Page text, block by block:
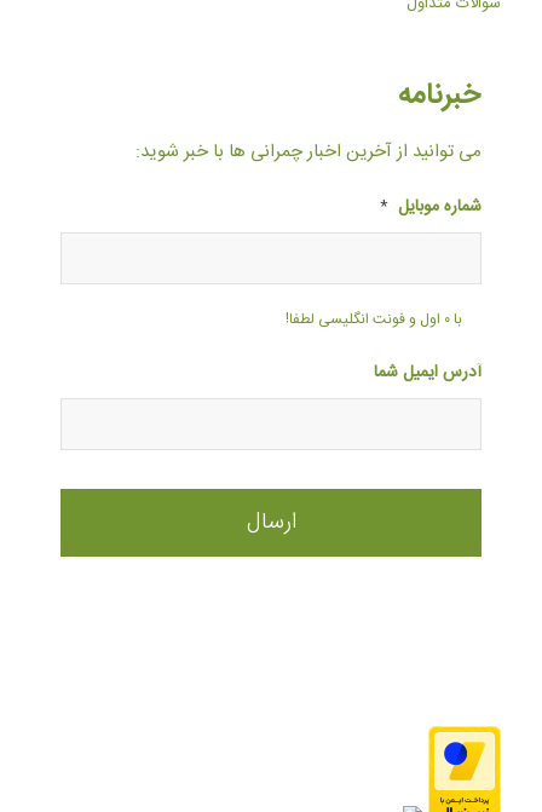
خبرنامه
می توانید از آخرین اخبار چمرانی ها با خبر شوید:
شماره موبایل *
با ۰ اول و فونت انگلیسی لطفا!
آدرس ایمیل شما